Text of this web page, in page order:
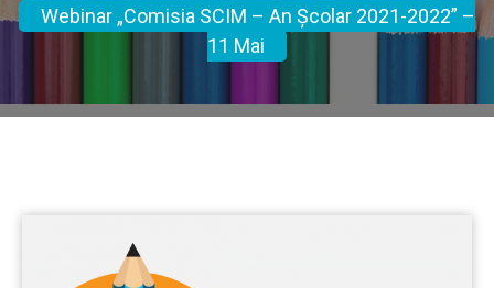
Webinar „Comisia SCIM – An Școlar 2021-2022” –
11 Mai